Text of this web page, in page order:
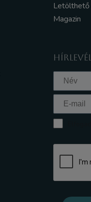
Letölthető
Magazin